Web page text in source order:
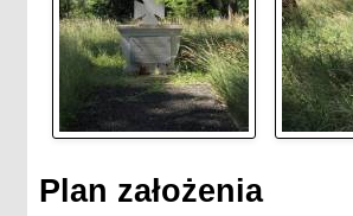
Plan założenia